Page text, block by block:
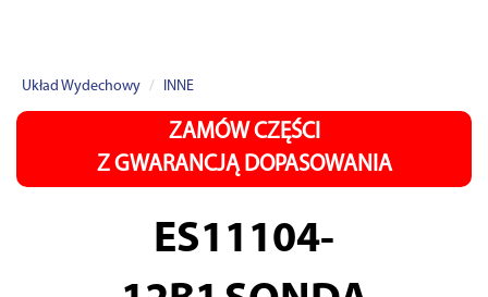
Układ Wydechowy INNE
ZAMÓW CZĘŚCI
Z GWARANCJĄ DOPASOWANIA
ES11104-